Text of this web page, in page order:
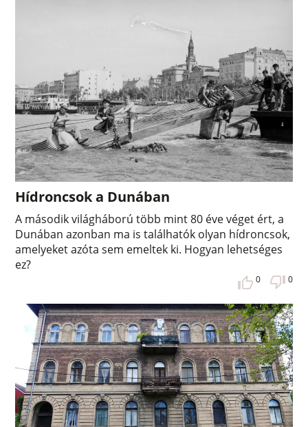
Hídroncsok a Dunában
A második világháború több mint 80 éve véget ért, a
Dunában azonban ma is találhatók olyan hídroncsok,
amelyeket azóta sem emeltek ki. Hogyan lehetséges
ez?
0 0